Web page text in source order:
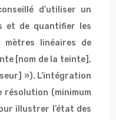
d’utiliser un
et de quantifier les
mètres linéaires de
[nom de la teinte],
»). L’intégration
résolution (minimum
illustrer l’état des